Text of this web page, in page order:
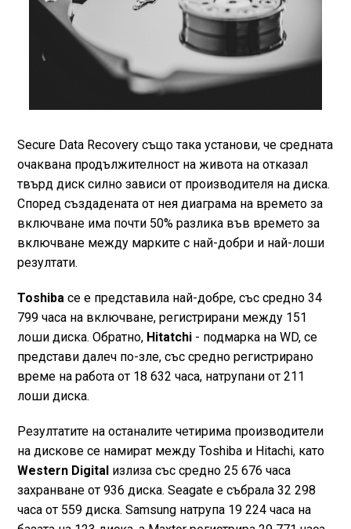
Secure Data Recovery също така установи, че средната
очаквана продължителност на живота на отказал
твърд диск силно зависи от производителя на диска.
Според създадената от нея диаграма на времето за
включване има почти 50% разлика във времето за
включване между марките с най-добри и най-лоши
резултати.
Toshiba се е представила най-добре, със средно 34
799 часа на включване, регистрирани между 151
лоши диска. Обратно, Hitatchi- подмарка на WD, се
представи далеч по-зле, със средно регистрирано
време на работа от 18 632 часа, натрупани от 211
лоши диска.
Резултатите на останалите четирима производители
на дискове се намират между Toshiba и Hitachi, като
Western Digitalизлиза със средно 25 676 часа
захранване от 936 диска. Seagate е събрала 32 298
часа от 559 диска. Samsung натрупа 19 224 часа на